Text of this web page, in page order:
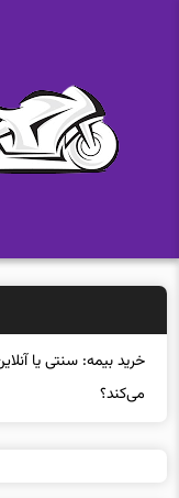
خرید بیمه: سنتی یا
می‌کند؟